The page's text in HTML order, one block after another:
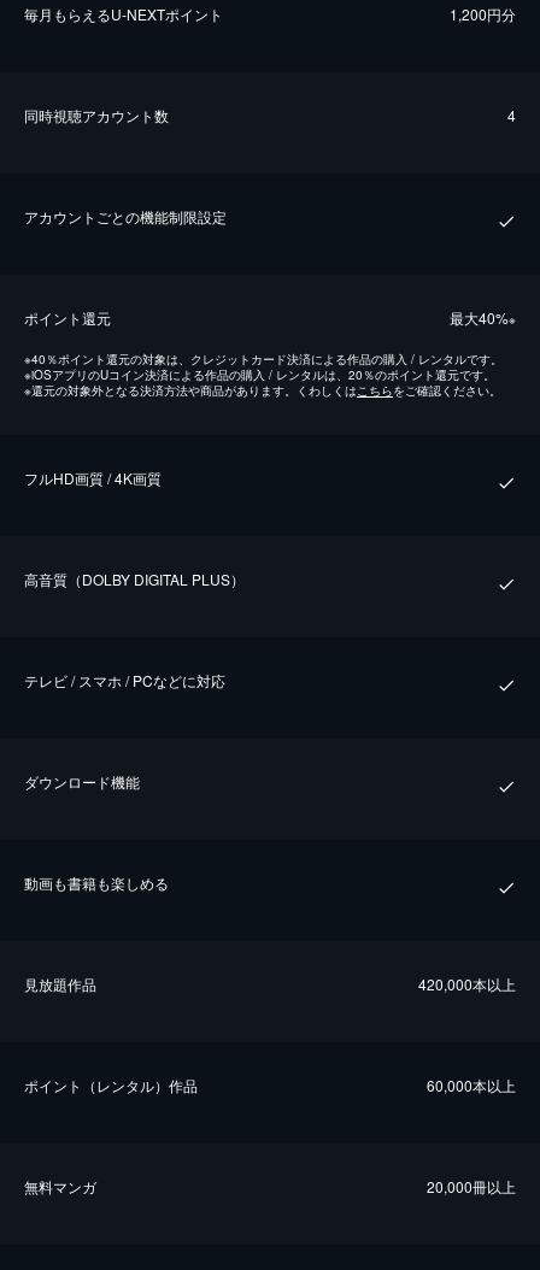
毎⽉もらえるU-NEXTポイント 1,200円分
同時視聴アカウント数 4
アカウントごとの機能制限設定
ポイント還元 最⼤40%※
※40％ポイント還元の対象は、クレジットカード決済による作品の購入 / レンタルです。
※iOSアプリのUコイン決済による作品の購入 / レンタルは、20％のポイント還元です。
※還元の対象外となる決済方法や商品があります。くわしくは こちらをご確認ください。
フルHD画質 / 4K画質
⾼⾳質（DOLBY DIGITAL PLUS）
テレビ / スマホ / PCなどに対応
ダウンロード機能
動画も書籍も楽しめる
⾒放題作品 420,000本以上
ポイント（レンタル）作品 60,000本以上
無料マンガ 20,000冊以上